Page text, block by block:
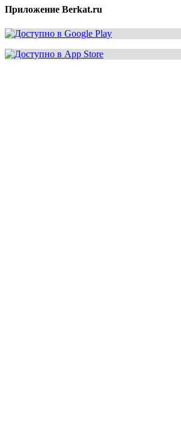
Приложение Berkat.ru